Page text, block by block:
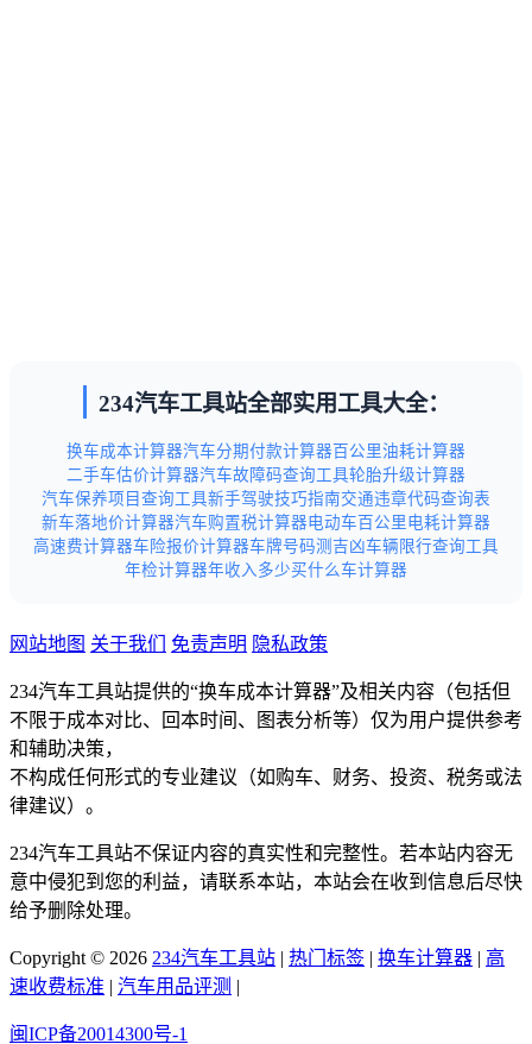
234汽车工具站全部实用工具大全：
换车成本计算器汽车分期付款计算器百公里油耗计算器
二手车估价计算器汽车故障码查询工具轮胎升级计算器
汽车保养项目查询工具新手驾驶技巧指南交通违章代码查询表
新车落地价计算器汽车购置税计算器电动车百公里电耗计算器
高速费计算器车险报价计算器车牌号码测吉凶车辆限行查询工具
年检计算器年收入多少买什么车计算器
网站地图 关于我们 免责声明 隐私政策
234汽车工具站提供的“换车成本计算器”及相关内容（包括但
不限于成本对比、回本时间、图表分析等）仅为用户提供参考
和辅助决策，
不构成任何形式的专业建议（如购车、财务、投资、税务或法
律建议）。
234汽车工具站不保证内容的真实性和完整性。若本站内容无
意中侵犯到您的利益，请联系本站，本站会在收到信息后尽快
给予删除处理。
Copyright © 2026 234汽车工具站 | 热门标签 | 换车计算器 | 高
速收费标准 | 汽车用品评测 |
闽ICP备20014300号-1